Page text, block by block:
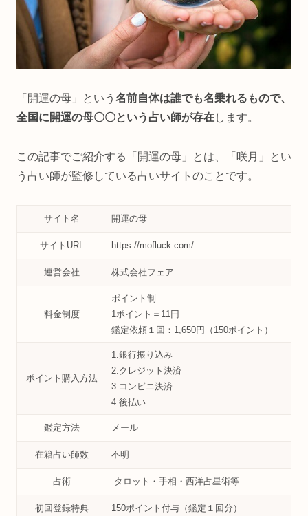
「開運の母」という 名前自体は誰でも名乗れるもので、
全国に開運の母〇〇という占い師が存在します。
この記事でご紹介する「開運の母」とは、「咲月」とい
う占い師が監修している占いサイトのことです。
サイト名 開運の母
サイトURL https://mofluck.com/
運営会社 株式会社フェア
料金制度
ポイント制
1ポイント＝11円
鑑定依頼１回：1,650円（150ポイント）
ポイント購入方法
1.銀行振り込み
2.クレジット決済
3.コンビニ決済
4.後払い
鑑定方法 メール
在籍占い師数 不明
占術 タロット・手相・西洋占星術等
初回登録特典 150ポイント付与（鑑定１回分）